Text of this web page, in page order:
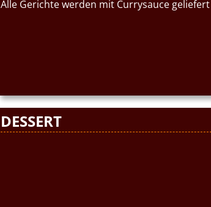
Alle Gerichte werden mit Currysauce geliefert
DESSERT